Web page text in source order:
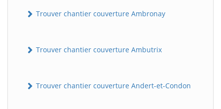
Trouver chantier couverture Ambronay
Trouver chantier couverture Ambutrix
Trouver chantier couverture Andert-et-Condon